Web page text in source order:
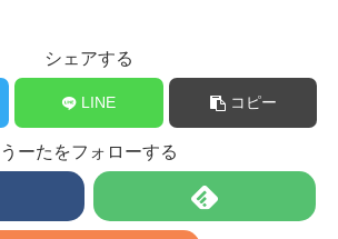
シェアする
LINE コピー
うーたをフォローする